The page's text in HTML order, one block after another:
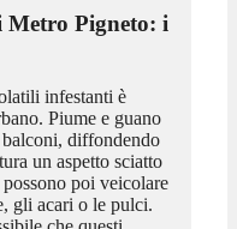
Pigneto: i
infestanti è
Piume e guano
diffondendo
un aspetto sciatto
poi veicolare
gli acari o le pulci.